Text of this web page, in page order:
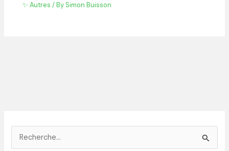
✨ Autres / By Simon Buisson